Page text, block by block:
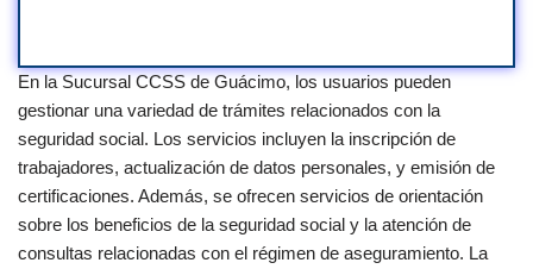
En la Sucursal CCSS de Guácimo, los usuarios pueden
gestionar una variedad de trámites relacionados con la
seguridad social. Los servicios incluyen la inscripción de
trabajadores, actualización de datos personales, y emisión de
certificaciones. Además, se ofrecen servicios de orientación
sobre los beneficios de la seguridad social y la atención de
consultas relacionadas con el régimen de aseguramiento. La